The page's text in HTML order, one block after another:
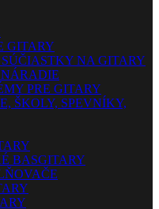
GITARY
NA GITARY
PRE GITARY
ŠKOLY, SPEVNÍKY,
BASGITARY